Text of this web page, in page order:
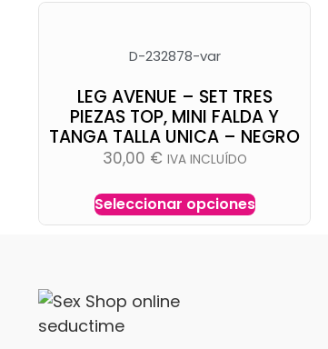
D-232878-var
LEG AVENUE – SET TRES
PIEZAS TOP, MINI FALDA Y
TANGA TALLA UNICA – NEGRO
30,00 € IVA INCLUÍDO
Seleccionar opciones